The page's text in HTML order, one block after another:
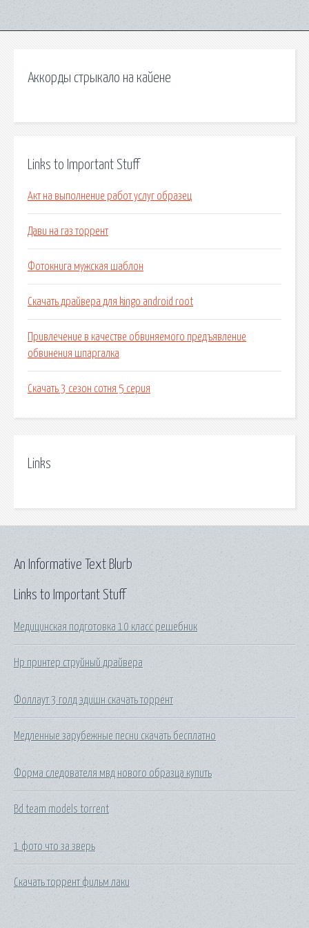
Аккорды стрыкало на кайене
Links to Important Stuff
Акт на выполнение работ услуг образец
Дави на газ торрент
Фотокнига мужская шаблон
Скачать драйвера для kingo android root
Привлечение в качестве обвиняемого предъявление
обвинения шпаргалка
Скачать 3 сезон сотня 5 серия
Links
Links to Important Stuff
Медицинская подготовка 10 класс решебник
Hp принтер струйный драйвера
Фоллаут 3 голд эдишн скачать торрент
Медленные зарубежные песни скачать бесплатно
Форма следователя мвд нового образца купить
Bd team models torrent
1 фото что за зверь
Скачать торрент фильм лаки
An Informative Text Blurb